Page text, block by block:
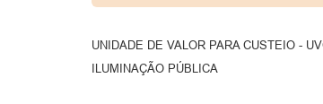
UNIDADE DE VALOR PARA CUSTEIO -
ILUMINAÇÃO PÚBLICA